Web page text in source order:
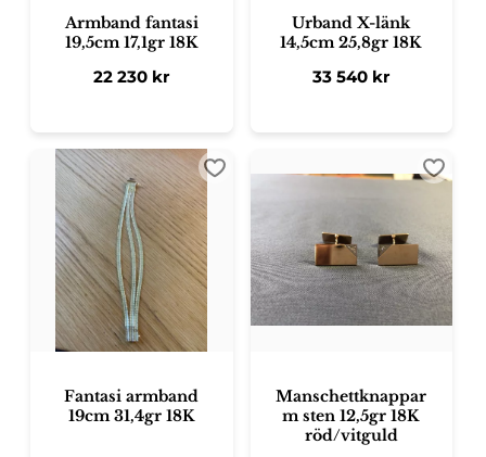
Armband fantasi
19,5cm 17,1gr 18K
22 230 kr
Urband X-länk
14,5cm 25,8gr 18K
33 540 kr
Fantasi armband
19cm 31,4gr 18K
Lägg till i favoriter
Manschettknappar
m sten 12,5gr 18K
röd/vitguld
Lägg